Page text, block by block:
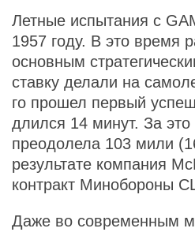
Летные испытания с
1957 году. В это время
основным
ставку делали на
го прошел первый
длился 14 минут. За это
преодолела 103 мили
результате компания
контракт Минобороны
Даже во современным